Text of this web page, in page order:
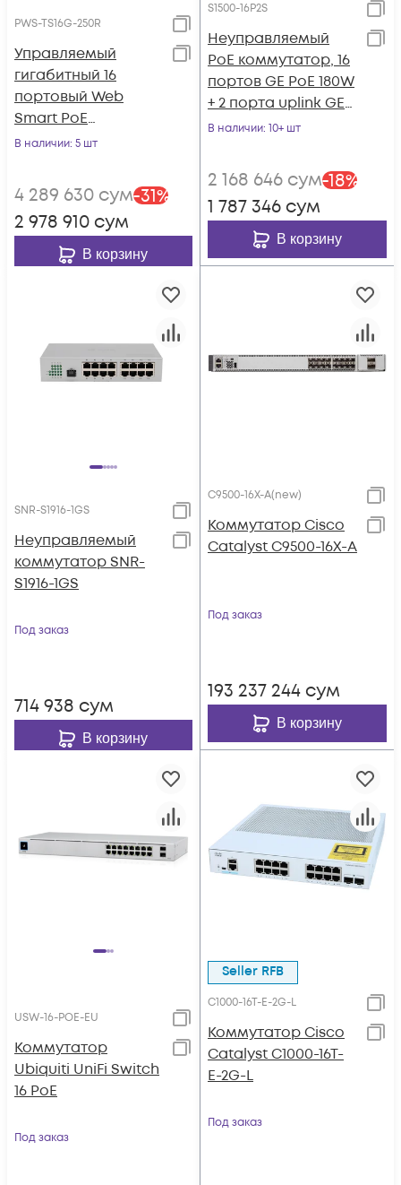
PWS-TS16G-250R
Управляемый
гигабитный 16
портовый Web
Smart PoE
коммутатор
В наличии: 5 шт
4 289 630 сум-31%
2 978 910 сум
В корзину
S1500-16P2S
Неуправляемый
PoE коммутатор, 16
портов GE PoE 180W
+ 2 порта uplink GE
SFP
В наличии: 10+ шт
2 168 646 сум-18%
1 787 346 сум
В корзину
SNR-S1916-1GS
Неуправляемый
коммутатор SNR-
S1916-1GS
Под заказ
714 938 сум
В корзину
C9500-16X-A(new)
Коммутатор Cisco
Catalyst C9500-16X-A
Под заказ
193 237 244 сум
В корзину
USW-16-POE-EU
Коммутатор
Ubiquiti UniFi Switch
16 PoE
Под заказ
Seller RFB
C1000-16T-E-2G-L
Коммутатор Cisco
Catalyst C1000-16T-
E-2G-L
Под заказ